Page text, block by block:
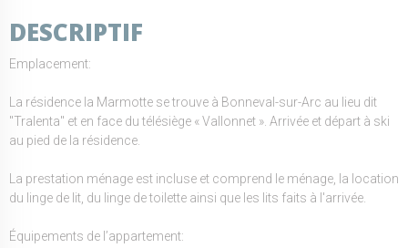
DESCRIPTIF
Emplacement:
La résidence la Marmotte se trouve à Bonneval-sur-Arc au lieu dit
"Tralenta" et en face du télésiège « Vallonnet ». Arrivée et départ à ski
au pied de la résidence.
La prestation ménage est incluse et comprend le ménage, la location
du linge de lit, du linge de toilette ainsi que les lits faits à l'arrivée.
Équipements de l’appartement: